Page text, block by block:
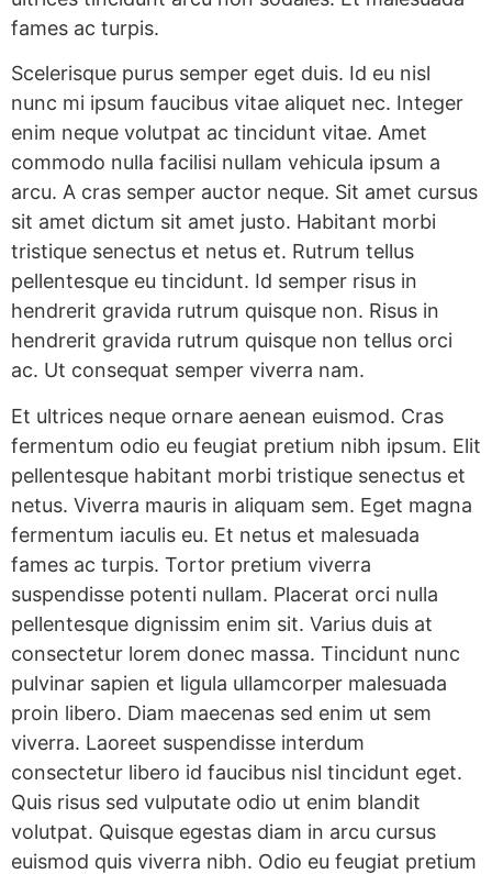
fames ac turpis.
Scelerisque purus semper eget duis. Id eu nisl
nunc mi ipsum faucibus vitae aliquet nec. Integer
enim neque volutpat ac tincidunt vitae. Amet
commodo nulla facilisi nullam vehicula ipsum a
arcu. A cras semper auctor neque. Sit amet cursus
sit amet dictum sit amet justo. Habitant morbi
tristique senectus et netus et. Rutrum tellus
pellentesque eu tincidunt. Id semper risus in
hendrerit gravida rutrum quisque non. Risus in
hendrerit gravida rutrum quisque non tellus orci
ac. Ut consequat semper viverra nam.
Et ultrices neque ornare aenean euismod. Cras
fermentum odio eu feugiat pretium nibh ipsum. Elit
pellentesque habitant morbi tristique senectus et
netus. Viverra mauris in aliquam sem. Eget magna
fermentum iaculis eu. Et netus et malesuada
fames ac turpis. Tortor pretium viverra
suspendisse potenti nullam. Placerat orci nulla
pellentesque dignissim enim sit. Varius duis at
consectetur lorem donec massa. Tincidunt nunc
pulvinar sapien et ligula ullamcorper malesuada
proin libero. Diam maecenas sed enim ut sem
viverra. Laoreet suspendisse interdum
consectetur libero id faucibus nisl tincidunt eget.
Quis risus sed vulputate odio ut enim blandit
volutpat. Quisque egestas diam in arcu cursus
euismod quis viverra nibh. Odio eu feugiat pretium